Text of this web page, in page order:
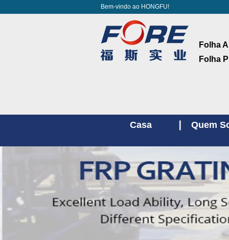
Bem-vindo ao HONGFU!
Folha
Folha
Casa Quem